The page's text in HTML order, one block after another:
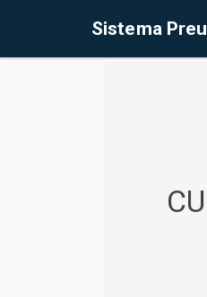
Sistema